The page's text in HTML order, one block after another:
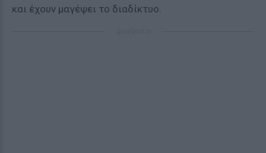
και έχουν μαγέψει το διαδίκτυο.